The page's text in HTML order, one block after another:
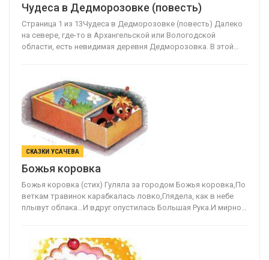
Чудеса в Дедморозовке (повесть)
Страница 1 из 13Чудеса в Дедморозовке (повесть) Далеко
на севере, где-то в Архангельской или Вологодской
области, есть невидимая деревня Дедморозовка. В этой…
СКАЗКИ УСАЧЕВА
Божья коровка
Божья коровка (стих) Гуляла за городом Божья коровка,По
веткам травинок карабкалась ловко,Глядела, как в небе
плывут облака…И вдруг опустилась Большая Рука.И мирно…